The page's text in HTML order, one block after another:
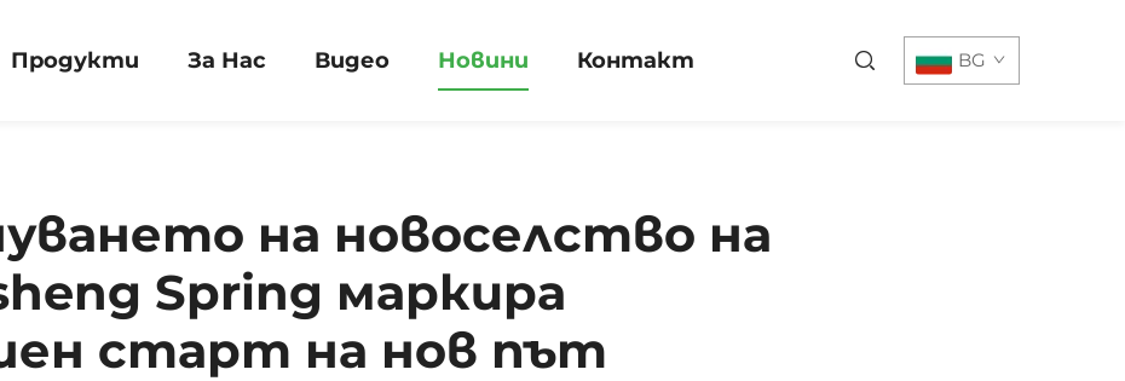
Продукти За Нас Видео Новини Контакт BG
на новоселство на
Spring маркира
старт на нов път